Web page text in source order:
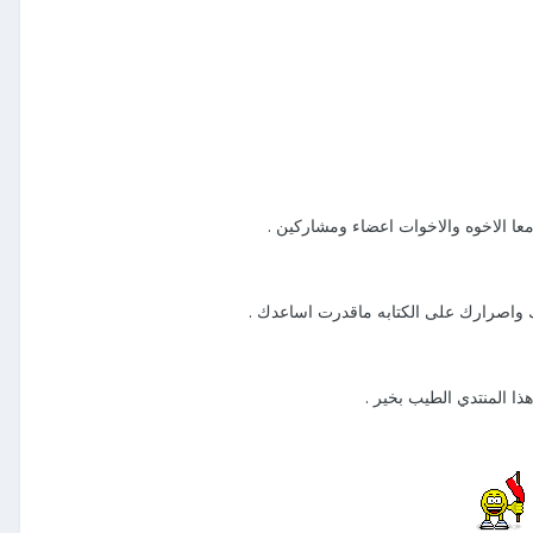
الاخوه والاخوات اعضاء ومشاركين .
واصرارك على الكتابه ماقدرت اساعدك .
المنتدي الطيب بخير .